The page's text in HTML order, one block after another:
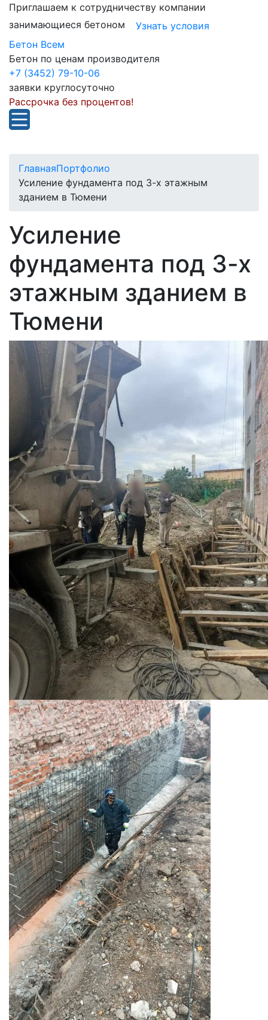
Приглашаем к сотрудничеству компании
занимающиеся бетоном
Узнать условия
Бетон Всем
Бетон по ценам производителя
+7 (3452) 79-10-06
заявки круглосуточно
Рассрочка без процентов!
ГлавнаяПортфолио
Усиление фундамента под 3-х этажным
зданием в Тюмени
Усиление
фундамента под 3-х
этажным зданием в
Тюмени